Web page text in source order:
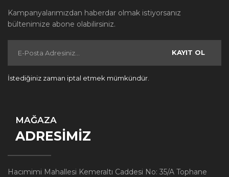
Kampanyalarımızdan haberdar olmak istiyorsanız
bültenimize abone olabilirsiniz.
KAYIT OL
İstediğiniz zaman iptal etmek mümkündür.
MAĞAZA
ADRESİMİZ
Hacımimi Mahallesi Kemeraltı Caddesi No: 35/A Tophane